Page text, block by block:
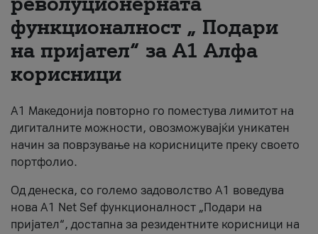
За нас
#ПодобарОнлајн
функционалност „ Подари
на пријател“ за А1 Алфа
корисници
А1 Македонија повторно го поместува лимитот на
дигиталните можности, овозможувајќи уникатен
начин за поврзување на корисниците преку своето
портфолио.
Од денеска, со големо задоволство А1 воведува
нова A1 Net Sef функционалност „Подари на
пријател“, достапна за резидентните корисници на